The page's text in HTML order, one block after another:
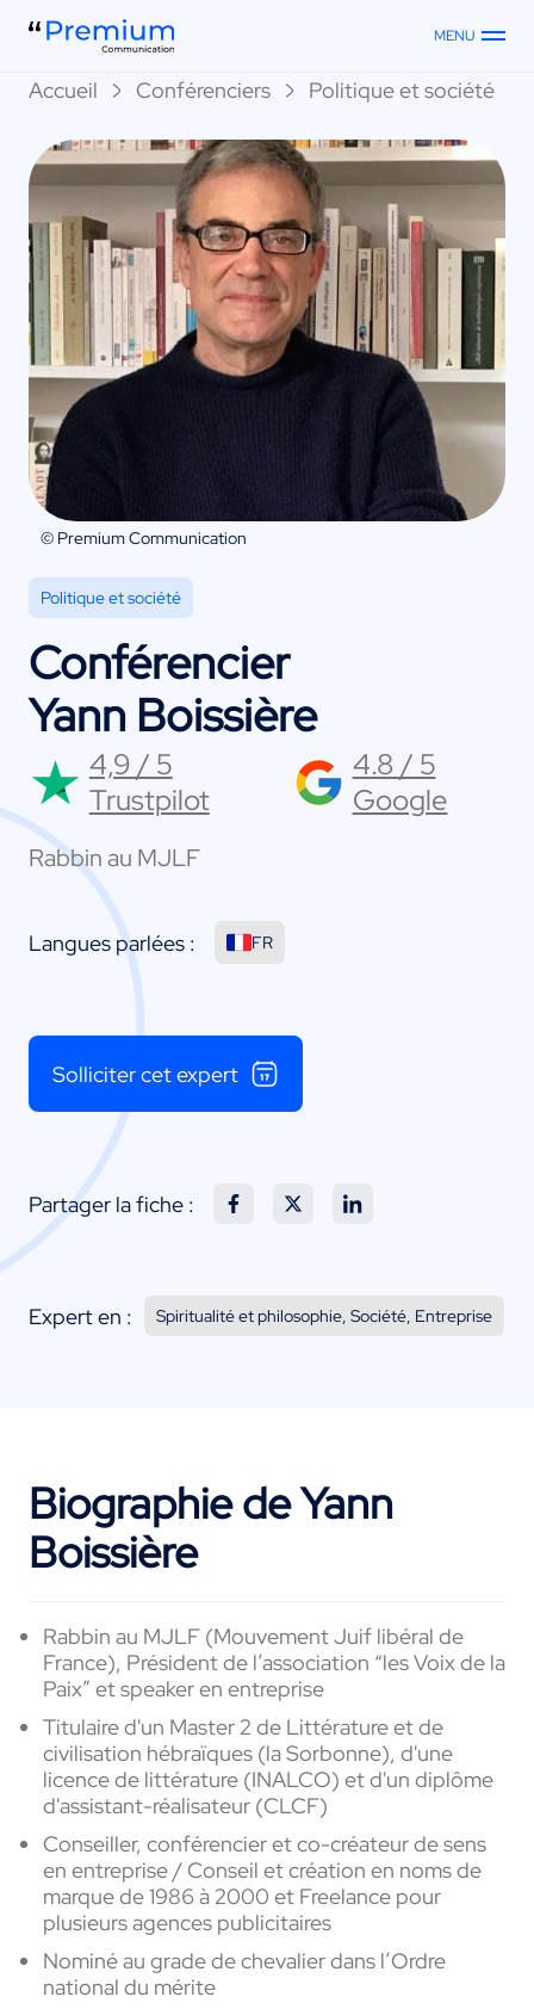
MENU
Accueil Conférenciers Politique et société
© Premium Communication
Politique et société
Conférencier
Yann Boissière
4,9 / 5
Trustpilot
4.8 / 5
Google
Rabbin au MJLF
Langues parlées : FR
Solliciter cet expert
Partager la fiche :
Expert en : Spiritualité et philosophie, Société, Entreprise
Biographie de Yann
Boissière
Rabbin au MJLF (Mouvement Juif libéral de
France), Président de l’association “les Voixde la
Paix” et speaker en entreprise
Titulaire d'un Master 2 de Littérature et de
civilisation hébraïques (laSorbonne), d'une
licence de littérature (INALCO) et d'un diplôme
d'assistant-réalisateur (CLCF)
Conseiller, conférencier et co-créateur de sens
en entreprise / Conseil et création en noms de
marque de 1986 à 2000 et Freelance pour
plusieurs agences publicitaires
Nominé au grade de chevalier dans l’Ordre
national du mérite